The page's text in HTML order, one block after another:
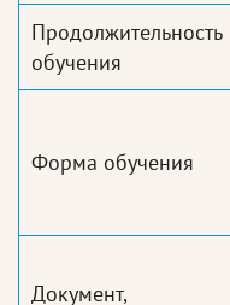
Продолжительность
обучения
Форма обучения
Документ,